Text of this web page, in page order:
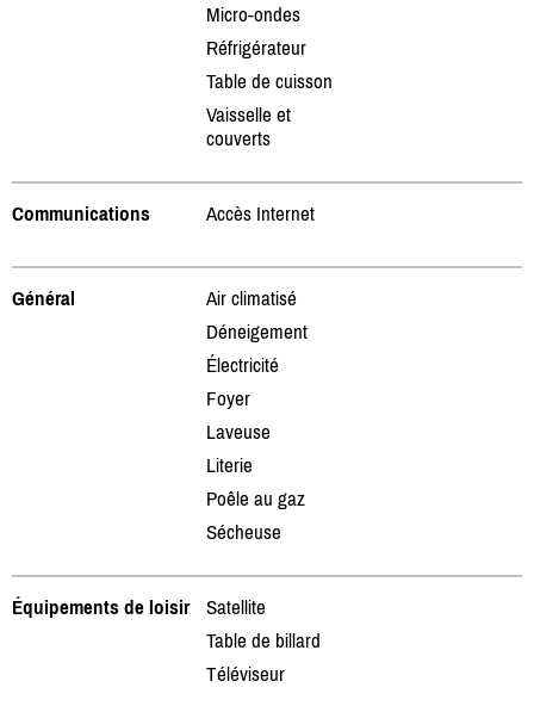
Micro-ondes
Réfrigérateur
Table de cuisson
Vaisselle et
couverts
Communications Accès Internet
Général
Air climatisé
Déneigement
Électricité
Foyer
Laveuse
Literie
Poêle au gaz
Sécheuse
Équipements de loisir
Satellite
Table de billard
Téléviseur